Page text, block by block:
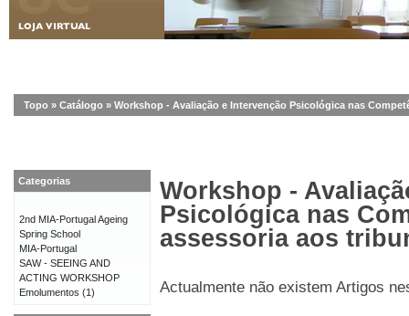
Topo » Catálogo » Workshop - Avaliação e Intervenção Psicológica nas
Workshop -
Psicológica nas
assessoria aos
Actualmente não existem Artigos
Categorias
2nd MIA-Portugal Ageing
Spring School
MIA-Portugal
SAW - SEEING AND
ACTING WORKSHOP
Emolumentos (1)